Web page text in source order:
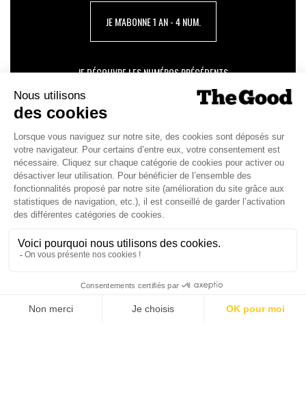
JE M'ABONNE 1 AN - 4 NUM.
JE DÉCOUVRE LES NUMÉROS PRÉCÉDENTS
Je suis déjà abonné(e) :
version digitale
SUIVEZ-NOUS